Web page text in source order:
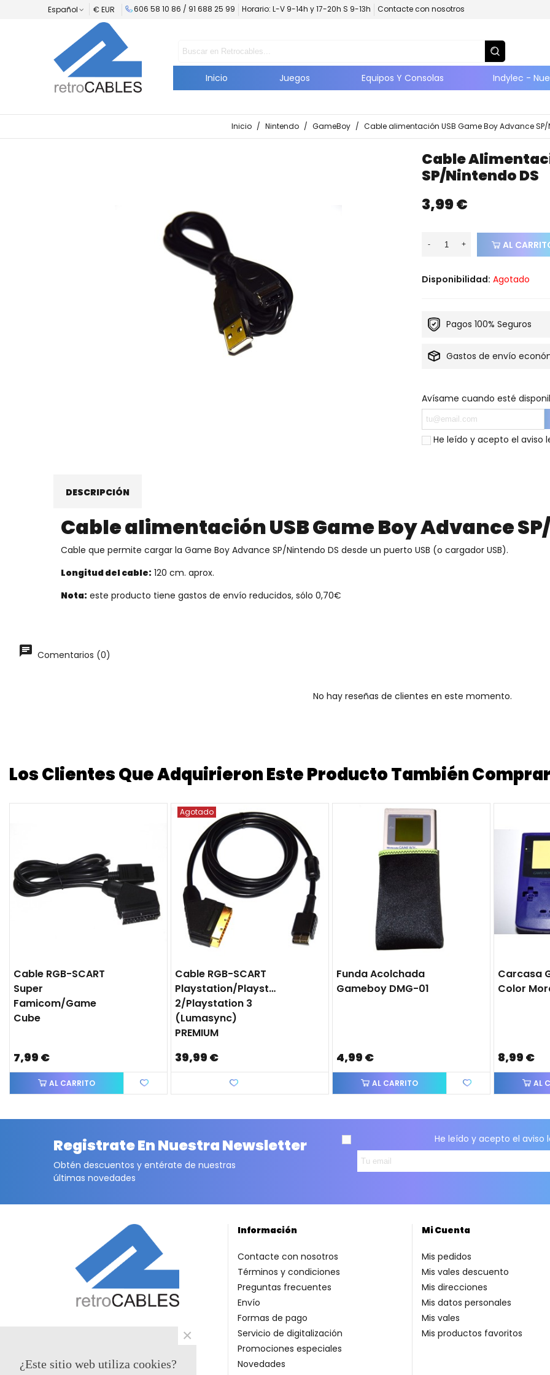
Español € EUR 606 58 10 86 / 91 688 25 99 Horario: L-V 9-14h y 17-20h S 9-13h Contacte con nosotros
Inicio Juegos Equipos Y Consolas Indylec -
Inicio / Nintendo / GameBoy / Cable alimentación USB Game Boy Advance SP/
Cable
SP/Nintendo DS
3,99 €
- + AL
Disponibilidad: Agotado
Pagos 100% Seguros
Gastos de envío
Avísame cuando esté
He leído y acepto el aviso
DESCRIPCIÓN
Cable alimentación USB Game Boy Advance
Cable que permite cargar la Game Boy Advance SP/Nintendo DS desde un puerto USB (o cargador USB).
Longitud del cable: 120 cm. aprox.
Nota: este producto tiene gastos de envío reducidos, sólo 0,70€
Comentarios (0)
No hay reseñas de clientes en este momento.
Los Clientes Que Adquirieron Este Producto También
Cable RGB-SCART
Super
Famicom/Game
Cube
7,99 €
AL CARRITO
Agotado
Cable RGB-SCART
Playstation/Playstation
2/Playstation 3
(lumasync)
PREMIUM
39,99 €
Funda Acolchada
Gameboy DMG-01
4,99 €
AL CARRITO
Carcasa
Color
8,99 €
AL
Registrate En Nuestra Newsletter
Obtén descuentos y entérate de nuestras
últimas novedades
He leído y acepto elaviso
Información
Contacte con nosotros
Términos y condiciones
Preguntas frecuentes
Envío
Formas de pago
Servicio de digitalización
Promociones especiales
Novedades
Mi Cuenta
Mis pedidos
Mis vales descuento
Mis direcciones
Mis datos personales
Mis vales
Mis productos favoritos
¿Este sitio web utiliza cookies?
×